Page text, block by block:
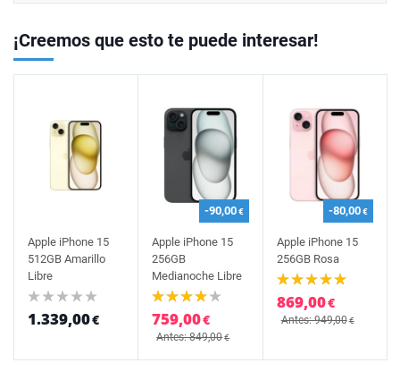
¡Creemos que esto te puede interesar!
Apple iPhone 15
512GB Amarillo
Libre
1.339,00€
-90,00€
Apple iPhone 15
256GB
Medianoche Libre
759,00€
Antes: 849,00€
-80,00€
Apple iPhone 15
256GB Rosa
869,00€
Antes: 949,00€